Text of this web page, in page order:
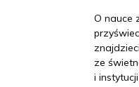
O nauce
ze
i